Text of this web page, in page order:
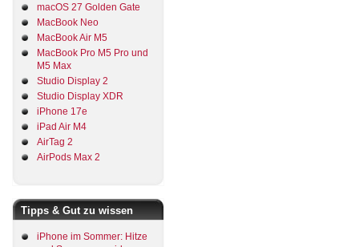
macOS 27 Golden Gate
MacBook Neo
MacBook Air M5
MacBook Pro M5 Pro und
M5 Max
Studio Display 2
Studio Display XDR
iPhone 17e
iPad Air M4
AirTag 2
AirPods Max 2
Tipps & Gut zu wissen
iPhone im Sommer: Hitze